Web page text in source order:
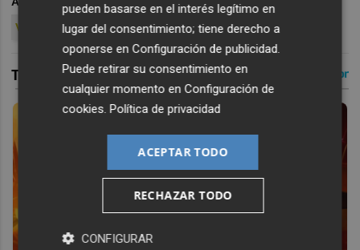
VALENCIA CF (AÑADIR)
pueden basarse en el interés legítimo en
lugar del consentimiento; tiene derecho a
oponerse enConfiguración de publicidad.
Puede retirar su consentimiento en
cualquier momento enConfiguración de
cookies.Política de privacidad
ACEPTAR TODO
RECHAZAR TODO
CONFIGURAR